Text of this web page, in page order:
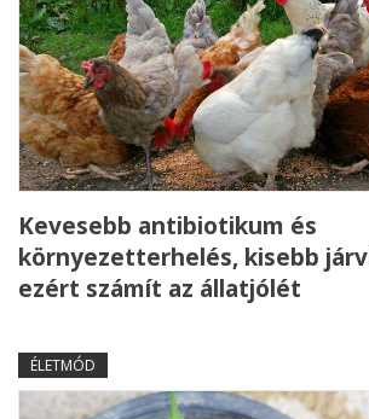
Kevesebb antibiotikum és
környezetterhelés, kisebb
ezért számít az állatjólét
ÉLETMÓD